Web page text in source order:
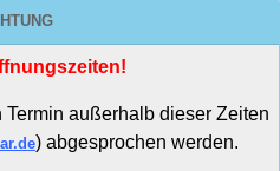
außerhalb dieser Zeiten
) abgesprochen werden.